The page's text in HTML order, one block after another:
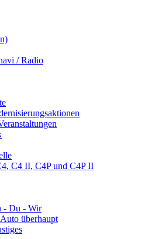
/ Radio
C4 II, C4P und C4P II
- Du - Wir
überhaupt